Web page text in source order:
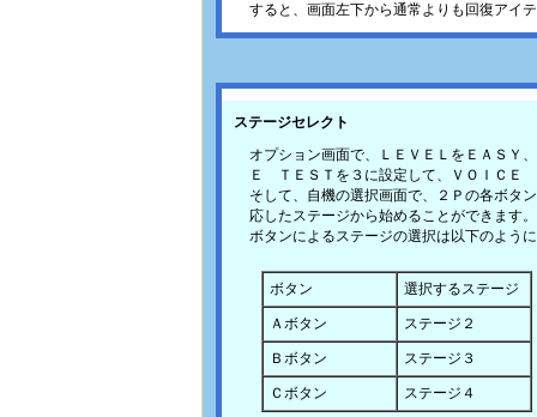
すると、画面左下から通常よりも回復アイ
ステージセレクト
オプション画面で、ＬＥＶＥＬをＥＡＳＹ
Ｅ ＴＥＳＴを３に設定して、ＶＯＩＣＥ
そして、自機の選択画面で、２Ｐの各ボタ
応したステージから始めることができます。
ボタンによるステージの選択は以下のよう
ボタン 選択するステージ
Ａボタン ステージ２
Ｂボタン ステージ３
Ｃボタン ステージ４